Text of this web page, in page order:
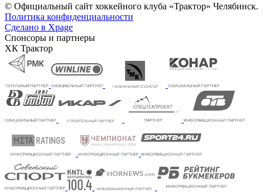
© Официальный сайт хоккейного клуба «Трактор» Челябинск.
Политика конфиденциальности
Сделано в Xpage
Спонсоры и партнеры
ХК Трактор